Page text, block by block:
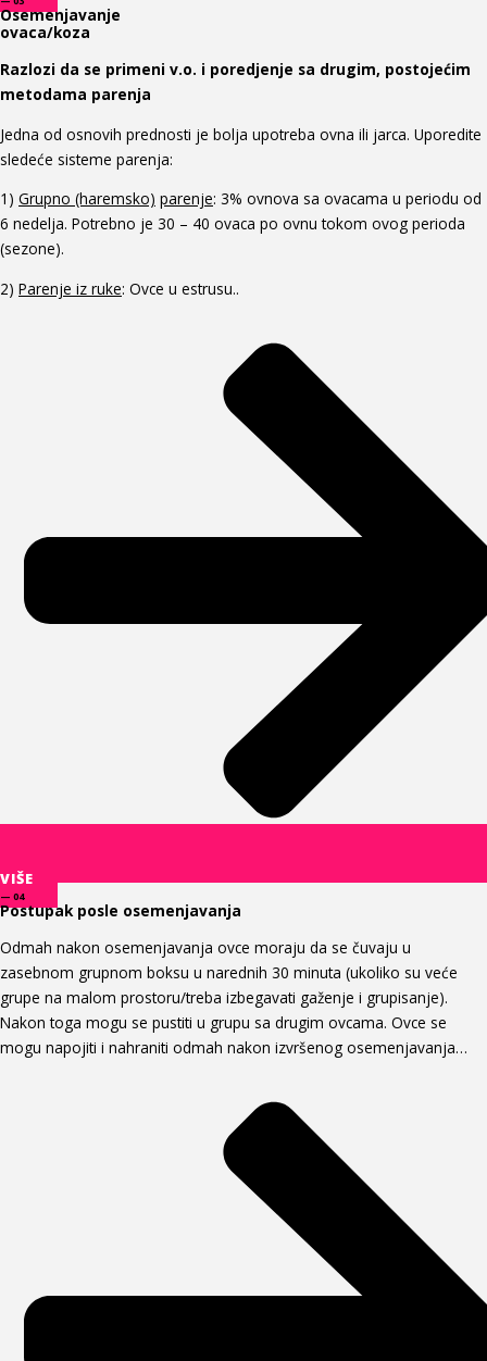
Osemenjavanje
ovaca/koza
Razlozi da se primeni v.o. i poredjenje sa drugim, postojećim
metodama parenja
Jedna od osnovih prednosti je bolja upotreba ovna ili jarca. Uporedite
sledeće sisteme parenja:
1) Grupno (haremsko) parenje: 3% ovnova sa ovacama u periodu od
6 nedelja. Potrebno je 30 – 40 ovaca po ovnu tokom ovog perioda
(sezone).
2) Parenje iz ruke: Ovce u estrusu..
VIŠE
— 04
Postupak posle osemenjavanja
Odmah nakon osemenjavanja ovce moraju da se čuvaju u
zasebnom grupnom boksu u narednih 30 minuta (ukoliko su veće
grupe na malom prostoru/treba izbegavati gaženje i grupisanje).
Nakon toga mogu se pustiti u grupu sa drugim ovcama. Ovce se
mogu napojiti i nahraniti odmah nakon izvršenog osemenjavanja…